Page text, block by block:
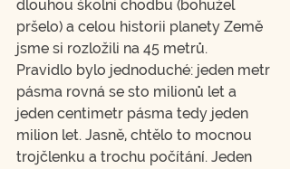
dlouhou školní chodbu (bohužel
pršelo) a celou historii planety Země
jsme si rozložili na 45 metrů.
Pravidlo bylo jednoduché: jeden metr
pásma rovná se sto milionů let a
jeden centimetr pásma tedy jeden
milion let. Jasně, chtělo to mocnou
trojčlenku a trochu počítání. Jeden